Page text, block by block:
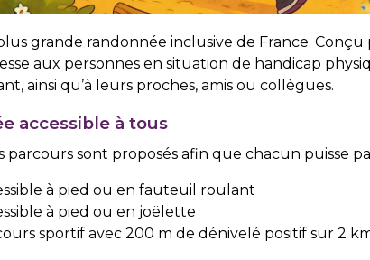
grande randonnée inclusive de France.
aux personnes en situation de handicap
ainsi qu’à leurs proches, amis ou collègues.
accessible à tous
parcours sont proposés afin que chacun puisse
à pied ou en fauteuil roulant
à pied ou en joëlette
sportif avec 200 m de dénivelé positif sur 2